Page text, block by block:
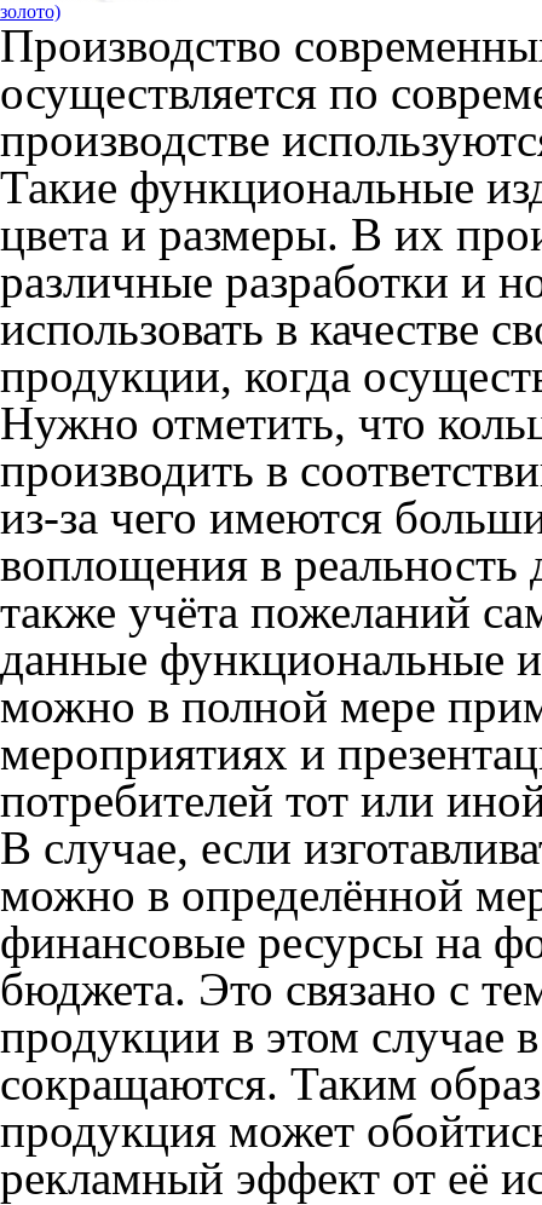
золото)
Производство
осуществляется по
производстве
Такие функциональные
цвета и размеры. В их
различные разработки и
использовать в качестве
продукции, когда
Нужно отметить, что
производить в
из-за чего имеются
воплощения в реальность
также учёта пожеланий
данные функциональные
можно в полной мере
мероприятиях и
потребителей тот или
В случае, если
можно в определённой
финансовые ресурсы на
бюджета. Это связано с
продукции в этом случае
сокращаются. Таким
продукция может
рекламный эффект от её